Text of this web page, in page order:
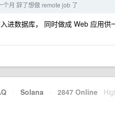
个月 辞了想做 remote job 了
进数据库， 同时做成 Web 应用供
· Solana · 2847 Online